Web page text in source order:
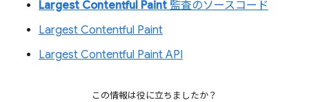
Largest Contentful Paint 監査のソースコード
Largest Contentful Paint
Largest Contentful Paint API
この情報は役に立ちましたか？